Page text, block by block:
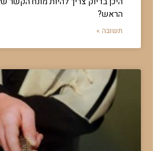
ברכה אחרונה למי שאכל בננה
מהי הברכה על מיץ ענבים שלא תוסס /
מה שלפניו
זמן הברכה בשתייה
להמשך לחצו כאן >>